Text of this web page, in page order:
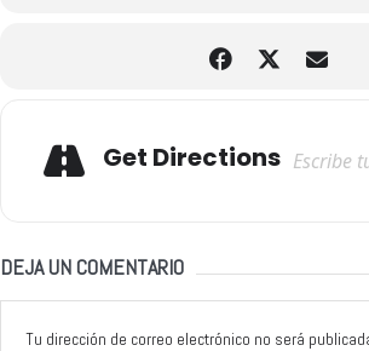
Get Directions
DEJA UN COMENTARIO
Tu dirección de correo electrónico no será